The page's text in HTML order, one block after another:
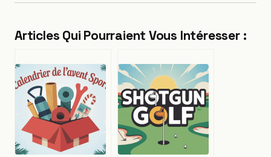
Articles Qui Pourraient Vous Intéresser :